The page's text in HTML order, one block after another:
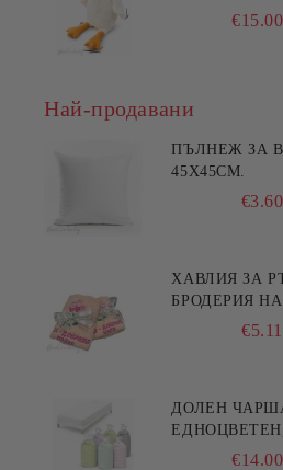
€15.00
Най-продавани
ПЪЛНЕЖ ЗА
45X45СМ.
€3.60
ХАВЛИЯ ЗА
БРОДЕРИЯ
МАЙКА/БАБА
€5.11
ДОЛЕН
РАЗЛИЧНИ€14.00